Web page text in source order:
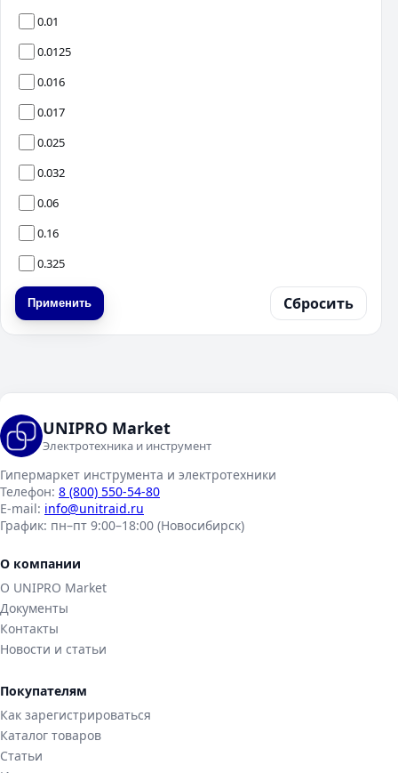
0.01
0.0125
0.016
0.017
0.025
0.032
0.06
0.16
0.325
Применить Сбросить
UNIPRO Market
Электротехника и инструмент
Гипермаркет инструмента и электротехники
Телефон: 8 (800) 550-54-80
E-mail: info@unitraid.ru
График: пн–пт 9:00–18:00 (Новосибирск)
О компании
О UNIPRO Market
Документы
Контакты
Новости и статьи
Покупателям
Как зарегистрироваться
Каталог товаров
Статьи